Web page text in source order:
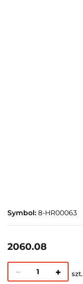
Symbol: 8-HR00063
2060.08
szt.